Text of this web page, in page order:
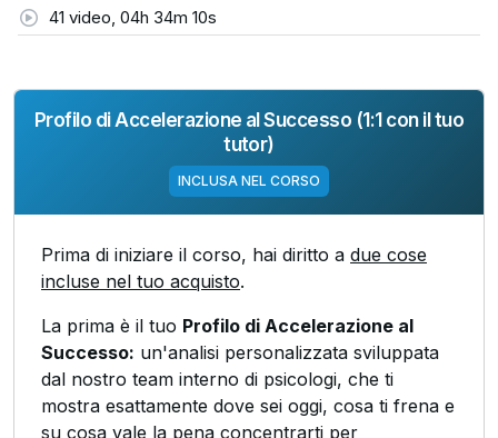
41 video, 04h 34m 10s
Profilo di Accelerazione al Successo (1:1 con il tuo
tutor)
INCLUSA NEL CORSO
Prima di iniziare il corso, hai diritto a due cose
incluse nel tuo acquisto.
La prima è il tuo Profilo di Accelerazione al
Successo: un'analisi personalizzata sviluppata
dal nostro team interno di psicologi, che ti
mostra esattamente dove sei oggi, cosa ti frena e
su cosa vale la pena concentrarti per